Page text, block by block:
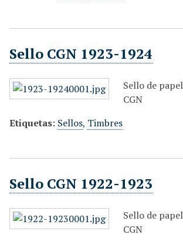
Sello CGN 1923-1924
Sello de
CGN
Etiquetas: Sellos, Timbres
Sello CGN 1922-1923
Sello de
CGN